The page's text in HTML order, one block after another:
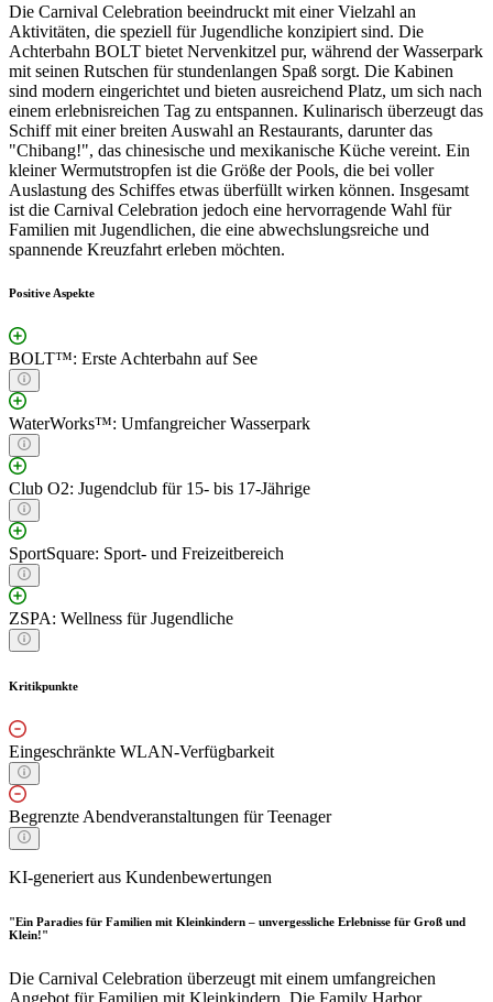
Die Carnival Celebration beeindruckt mit einer Vielzahl an
Aktivitäten, die speziell für Jugendliche konzipiert sind. Die
Achterbahn BOLT bietet Nervenkitzel pur, während der Wasserpark
mit seinen Rutschen für stundenlangen Spaß sorgt. Die Kabinen
sind modern eingerichtet und bieten ausreichend Platz, um sich nach
einem erlebnisreichen Tag zu entspannen. Kulinarisch überzeugt das
Schiff mit einer breiten Auswahl an Restaurants, darunter das
"Chibang!", das chinesische und mexikanische Küche vereint. Ein
kleiner Wermutstropfen ist die Größe der Pools, die bei voller
Auslastung des Schiffes etwas überfüllt wirken können. Insgesamt
ist die Carnival Celebration jedoch eine hervorragende Wahl für
Familien mit Jugendlichen, die eine abwechslungsreiche und
spannende Kreuzfahrt erleben möchten.
Positive Aspekte
BOLT™: Erste Achterbahn auf See
WaterWorks™: Umfangreicher Wasserpark
Club O2: Jugendclub für 15- bis 17-Jährige
SportSquare: Sport- und Freizeitbereich
ZSPA: Wellness für Jugendliche
Kritikpunkte
Eingeschränkte WLAN-Verfügbarkeit
Begrenzte Abendveranstaltungen für Teenager
KI-generiert aus Kundenbewertungen
"Ein Paradies für Familien mit Kleinkindern – unvergessliche Erlebnisse für Groß und
Klein!"
Die Carnival Celebration überzeugt mit einem umfangreichen